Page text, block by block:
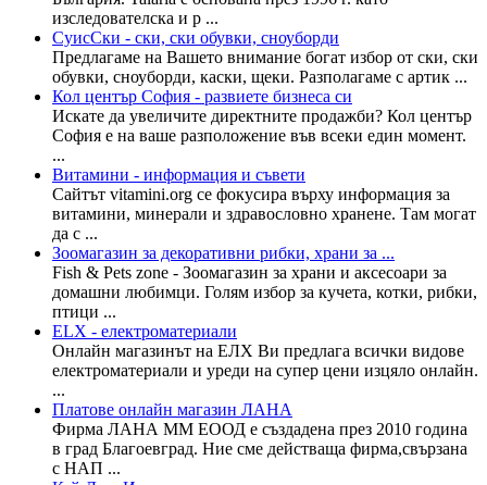
изследователска и р ...
СуисСки - ски, ски обувки, сноуборди
Предлагаме на Вашето внимание богат избор от ски, ски
обувки, сноуборди, каски, щеки. Разполагаме с артик ...
Кол център София - развиете бизнеса си
Искате да увеличите директните продажби? Кол център
София е на ваше разположение във всеки един момент.
...
Витамини - информация и съвети
Сайтът vitamini.org се фокусира върху информация за
витамини, минерали и здравословно хранене. Там могат
да с ...
Зоомагазин за декоративни рибки, храни за ...
Fish & Pets zone - Зоомагазин за храни и аксесоари за
домашни любимци. Голям избор за кучета, котки, рибки,
птици ...
ELX - електроматериали
Онлайн магазинът на ЕЛХ Ви предлага всички видове
електроматериали и уреди на супер цени изцяло онлайн.
...
Платове онлайн магазин ЛАНА
Фирма ЛАНА ММ ЕООД е създадена през 2010 година
в град Благоевград. Ние сме действаща фирма,свързана
с НАП ...